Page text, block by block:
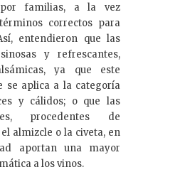
por familias, a la vez
correctos para
entendieron que las
y refrescantes,
ya que este
se aplica a la categoría
y cálidos; o que las
procedentes de
almizcle o la civeta, en
aportan una mayor
a los vinos.